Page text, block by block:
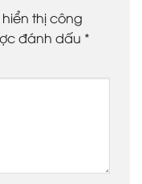
thị công
đánh dấu *